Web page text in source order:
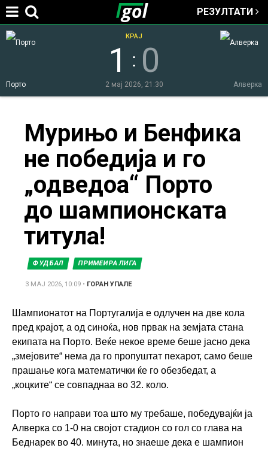
Jump to navigation
РЕЗУЛТАТИ
Порто Алверка
1 : 0
КРАЈ
2 мај 2026, 21:30
Мурињо и Бенфика
не победија и го
„одведоа“ Порто
до шампионската
титула!
ФУДБАЛ ПРИМЕИРА ЛИГА
3 МАЈ 2026, 10:09 • ГОРАН УПАЛЕ
Шампионатот на Португалија е одлучен на две кола
пред крајот, а од синоќа, нов првак на земјата стана
екипата на Порто. Веќе некое време беше јасно дека
„змејовите“ нема да го пропуштат пехарот, само беше
прашање кога математички ќе го обезбедат, а
„коцките“ се совпаднаа во 32. коло.
Порто го направи тоа што му требаше, победувајќи ја
Алверка со 1-0 на својот стадион со гол со глава на
Беднарек во 40. минута, но знаеше дека е шампион